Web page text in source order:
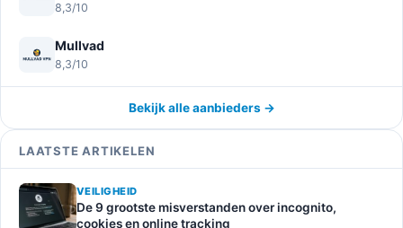
8,3/10
Mullvad
8,3/10
Bekijk alle aanbieders →
LAATSTE ARTIKELEN
VEILIGHEID
De 9 grootste misverstanden over incognito,
cookies en online tracking